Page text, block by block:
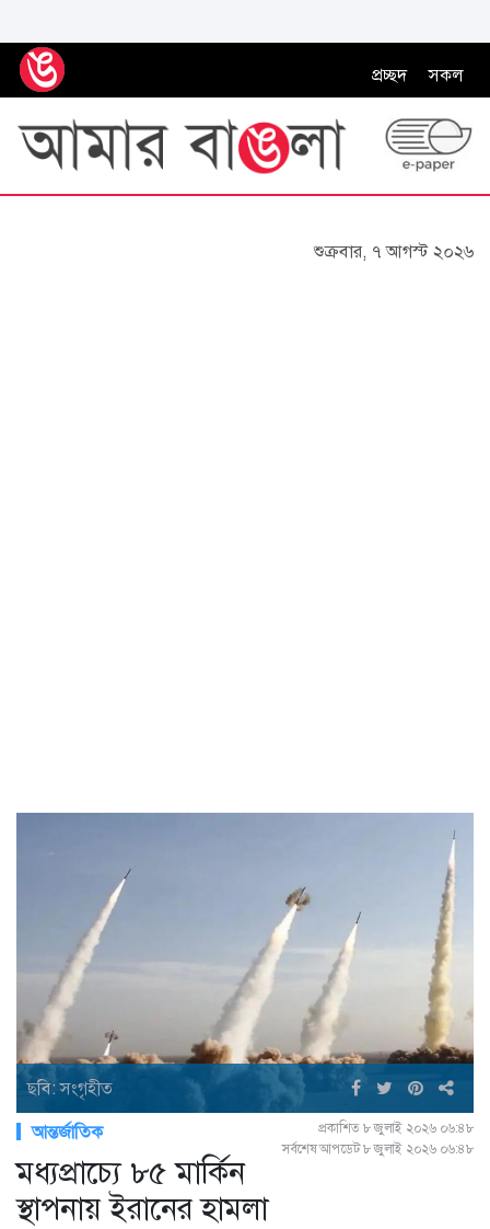
প্রচ্ছদ সকল
শুক্রবার, ৭ আগস্ট ২০২৬
ছবি: সংগৃহীত
আন্তর্জাতিক
প্রকাশিত ৮ জুলাই ২০২৬ ০৬:৪৮
সর্বশেষ আপডেট ৮ জুলাই ২০২৬ ০৬:৪৮
মধ্যপ্রাচ্যে ৮৫ মার্কিন
স্থাপনায় ইরানের হামলা